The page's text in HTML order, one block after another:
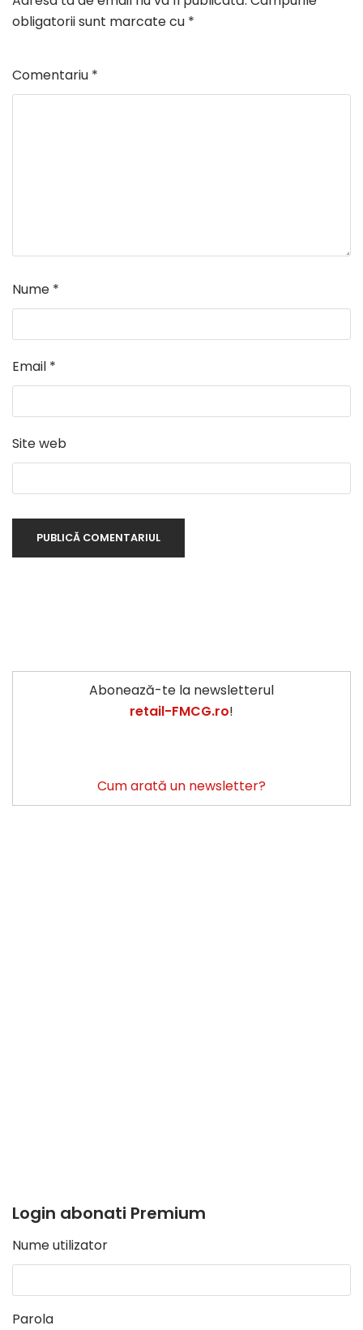
obligatorii sunt marcate cu *
Comentariu *
Nume *
Email *
Site web
Abonează-te la newsletterul
retail-FMCG.ro!
Cum arată un newsletter?
Login abonati Premium
Nume utilizator
Parola